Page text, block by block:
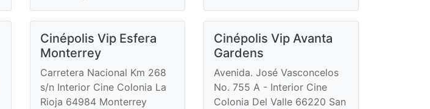
Cinépolis Vip Esfera
Monterrey
Carretera Nacional Km 268
s/n Interior Cine Colonia La
Rioja 64984 Monterrey
Cinépolis Vip Avanta
Gardens
Avenida. José Vasconcelos
No. 755 A - Interior Cine
Colonia Del Valle 66220 San